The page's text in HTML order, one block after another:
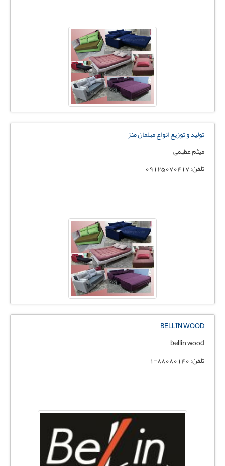
تولید و توزیع انواع مبلمان منز
میثم عظیمی
تلفن: ۰۹۱۲۵۰۷۰۴۱۷
BELLIN WOOD
bellin wood
تلفن: 88080140-1